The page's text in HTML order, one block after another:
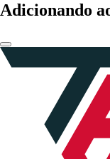
Adicionando